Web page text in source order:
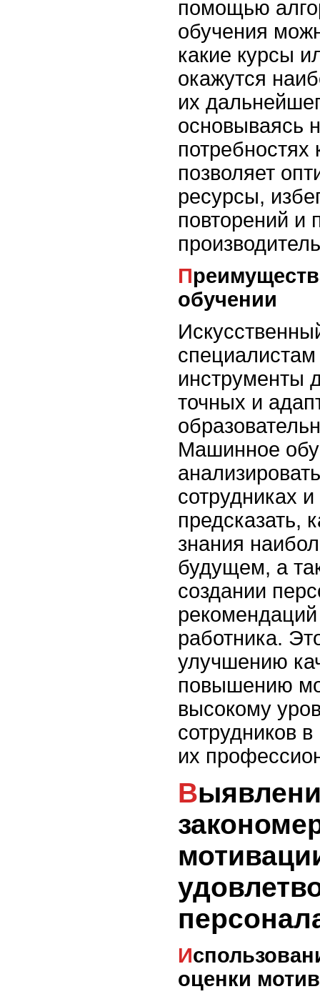
помощью
обучения
какие курсы
окажутся
их
основываясь
позволяет
ресурсы,
повторений
Преимущества применения ИИ в
обучении
инструменты
точных и
Машинное
сотрудниках
предсказать,
знания
будущем, а
создании
работника.
улучшению
повышению
высокому
сотрудников
их
Выявление скрытых
Использование аналитики для
оценки